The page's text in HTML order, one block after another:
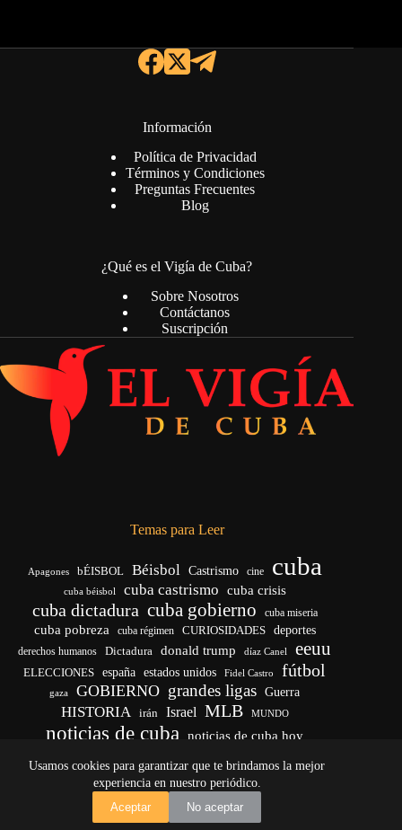
Usamos cookies para garantizar que te brindamos la mejor
experiencia en nuestro periódico.
Aceptar
No aceptar
Información
Política de Privacidad
Términos y Condiciones
Preguntas Frecuentes
Blog
¿Qué es el Vigía de Cuba?
Sobre Nosotros
Contáctanos
Suscripción
Temas para Leer
Apagones bÉISBOL Béisbol Castrismo cine cuba
cuba béisbol cuba castrismo cuba crisis
cuba dictadura cuba gobierno cuba miseria
cuba pobreza cuba régimen CURIOSIDADES deportes
derechos humanos Dictadura donald trump díaz Canel eeuu
ELECCIONES españa estados unidos Fidel Castro fútbol
gaza GOBIERNO grandes ligas Guerra
HISTORIA irán Israel MLB MUNDO
noticias de cuba
noticias de cuba hoy
vida yankees
Copyright © 2026 - El Vigía de Cuba
Desarrollo, mantenimiento web y SEO por